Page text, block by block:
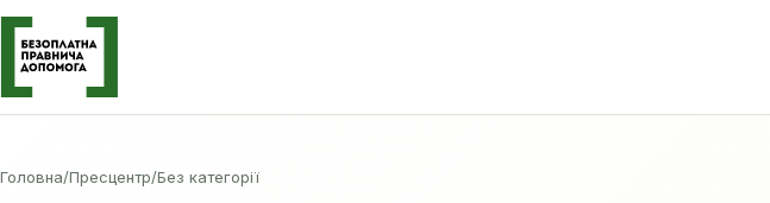
Головна/Пресцентр/Без категорії